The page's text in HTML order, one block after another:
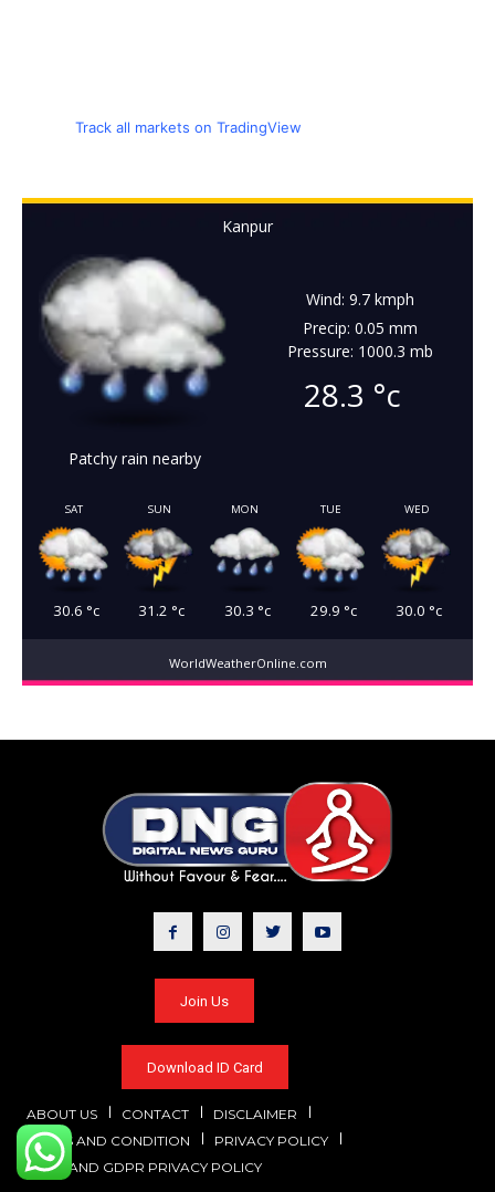
Track all markets on TradingView
Kanpur
Patchy rain nearby
Wind: 9.7 kmph
Precip: 0.05 mm
Pressure: 1000.3 mb
28.3 °c
SAT
30.6 °c
SUN
31.2 °c
MON
30.3 °c
TUE
29.9 °c
WED
30.0 °c
WorldWeatherOnline.com
Join Us
Download ID Card
ABOUT US CONTACT
DISCLAIMER
TERMS AND CONDITION
PRIVACY POLICY
CCPA AND GDPR PRIVACY POLICY